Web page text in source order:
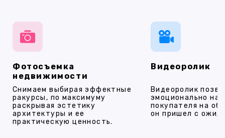
Фотосъемка
недвижимости
Снимаем выбирая эффектные
ракурсы, по максимуму
раскрывая эстетику
архитектуры и ее
практическую ценность.
Видеоролик
Видеоролик
эмоционально
покупателя на
он пришел с